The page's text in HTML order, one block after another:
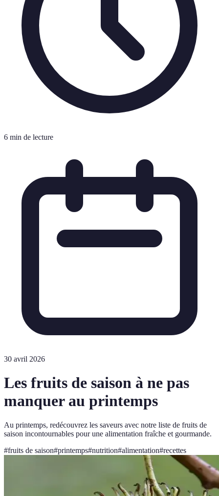
6 min de lecture
30 avril 2026
Les fruits de saison à ne pas
manquer au printemps
Au printemps, redécouvrez les saveurs avec notre liste de fruits de
saison incontournables pour une alimentation fraîche et gourmande.
#fruits de saison#printemps#nutrition#alimentation#recettes